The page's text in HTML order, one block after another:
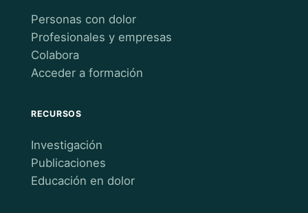
Personas con dolor
Profesionales y empresas
Colabora
Acceder a formación
RECURSOS
Investigación
Publicaciones
Educación en dolor